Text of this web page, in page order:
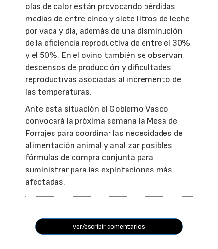
olas de calor están provocando pérdidas
medias de entre cinco y siete litros de leche
por vaca y día, además de una disminución
de la eficiencia reproductiva de entre el 30%
y el 50%. En el ovino también se observan
descensos de producción y dificultades
reproductivas asociadas al incremento de
las temperaturas.
Ante esta situación el Gobierno Vasco
convocará la próxima semana la Mesa de
Forrajes para coordinar las necesidades de
alimentación animal y analizar posibles
fórmulas de compra conjunta para
suministrar para las explotaciones más
afectadas.
ver/escribir comentarios